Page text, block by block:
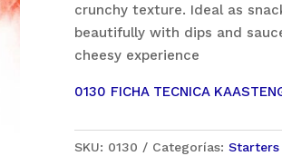
crunchy texture. Ideal as
beautifully with dips and
cheesy experience
0130 FICHA TECNICA
SKU: 0130 Categorías: Starters